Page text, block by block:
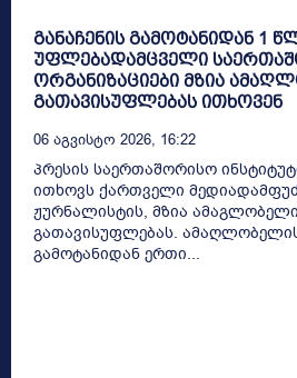
განაჩენის გამოტანიდან 1
უფლებადამცველი
ორგანიზაციები მზია
გათავისუფლებას ითხოვენ
06 Აგვისტო 2026, 16:22
პრესის საერთაშორისო
ითხოვს ქართველი
ჟურნალისტის, მზია
გათავისუფლებას.
გამოტანიდან ერთი...